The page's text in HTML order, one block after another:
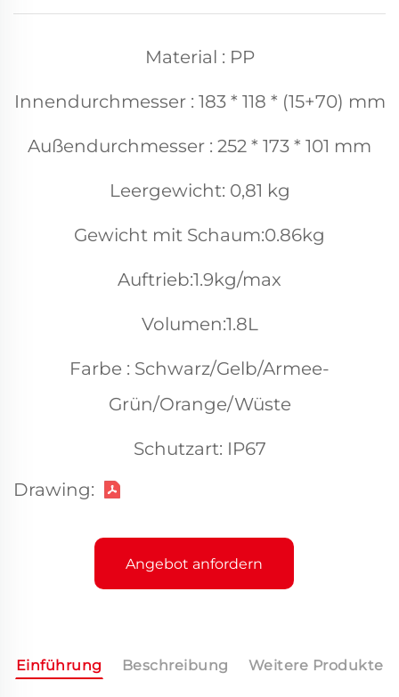
Material : PP
Innendurchmesser : 183 * 118 * (15+70) mm
Außendurchmesser : 252 * 173 * 101 mm
Leergewicht: 0,81 kg
Gewicht mit Schaum:0.86kg
Auftrieb:1.9kg/max
Volumen:1.8L
Farbe : Schwarz/Gelb/Armee-
Grün/Orange/Wüste
Schutzart: IP67
Drawing:
Angebot anfordern
Einführung Beschreibung Weitere Produkte